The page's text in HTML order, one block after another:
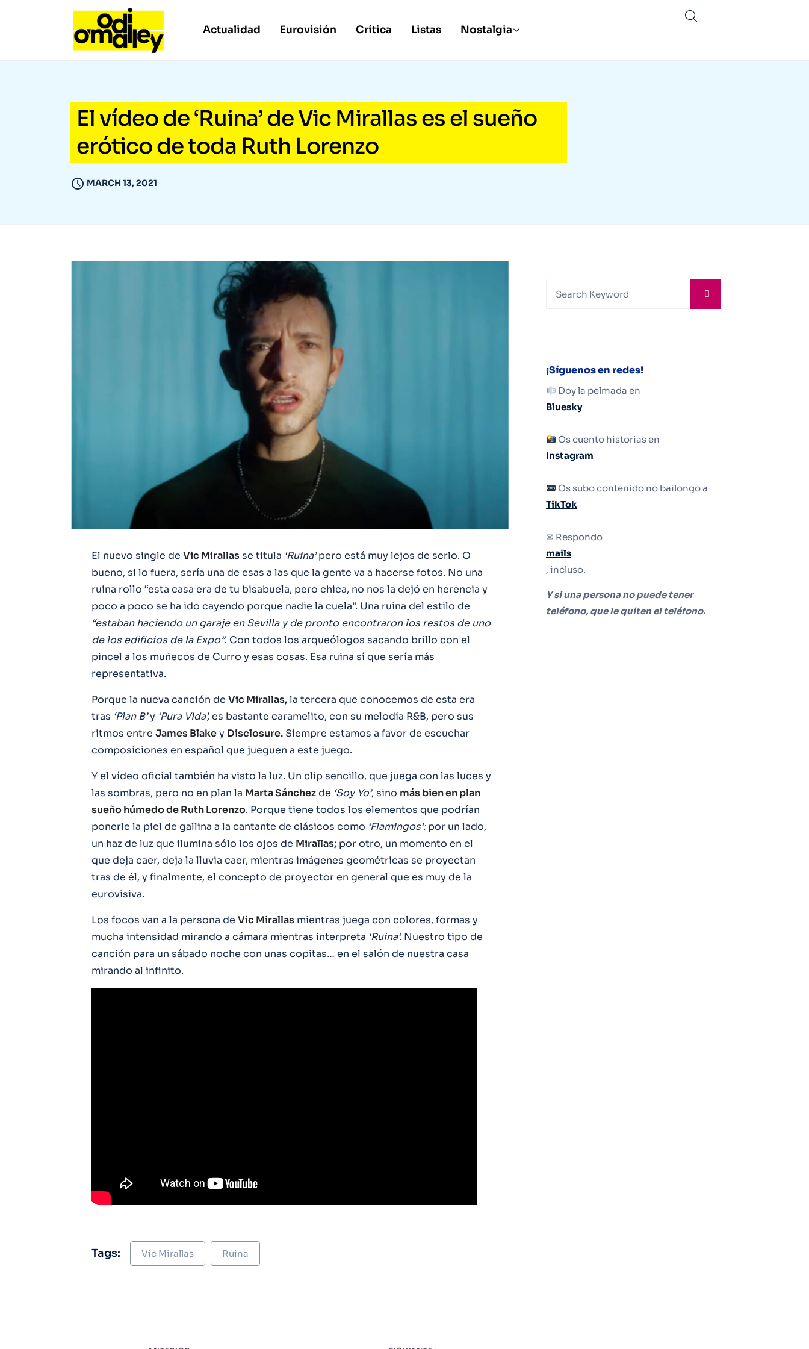
Actualidad Eurovisión Crítica Listas Nostalgia
El vídeo de ‘Ruina’ de Vic Mirallas es el sueño
erótico de toda Ruth Lorenzo
MARCH 13, 2021
El nuevo single de Vic Mirallasse titula ‘Ruina’pero está muy lejos de serlo. O
bueno, si lo fuera, sería una de esas a las que la gente va a hacerse fotos. No una
ruina rollo “esta casa era de tu bisabuela, pero chica, no nos la dejó en herencia y
poco a poco se ha ido cayendo porque nadie la cuela”. Una ruina del estilo de
“estaban haciendo un garaje en Sevilla y de pronto encontraron los restos de uno
de los edificios de la Expo”. Con todos los arqueólogos sacando brillo con el
pincel a los muñecos de Curro y esas cosas. Esa ruina sí que sería más
representativa.
Porque la nueva canción de Vic Mirallas,la tercera que conocemos de esta era
tras ‘Plan B’y ‘Pura Vida’,es bastante caramelito, con su melodía R&B, pero sus
ritmos entre James Blakey Disclosure. Siempre estamos a favor de escuchar
composiciones en español que jueguen a este juego.
Y el vídeo oficial también ha visto la luz. Un clip sencillo, que juega con las luces y
las sombras, pero no en plan la Marta Sánchezde ‘Soy Yo’, sino más bien en plan
sueño húmedo de Ruth Lorenzo. Porque tiene todos los elementos que podrían
ponerle la piel de gallina a la cantante de clásicos como ‘Flamingos’:por un lado,
un haz de luz que ilumina sólo los ojos de Mirallas; por otro, un momento en el
que deja caer, deja la lluvia caer, mientras imágenes geométricas se proyectan
tras de él, y finalmente, el concepto de proyector en general que es muy de la
eurovisiva.
Los focos van a la persona de Vic Mirallas mientras juega con colores, formas y
mucha intensidad mirando a cámara mientras interpreta ‘Ruina’. Nuestro tipo de
canción para un sábado noche con unas copitas… en el salón de nuestra casa
mirando al infinito.
Tags: Vic Mirallas Ruina
¡Síguenos en redes!
Doy la pelmada en
Bluesky
Os cuento historias en
Instagram
Os subo contenido no bailongo a
TikTok
✉ Respondo
mails
, incluso.
Y si una persona no puede tener
teléfono, que le quiten el teléfono.